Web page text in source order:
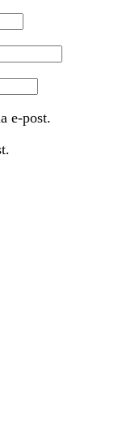
e-post.